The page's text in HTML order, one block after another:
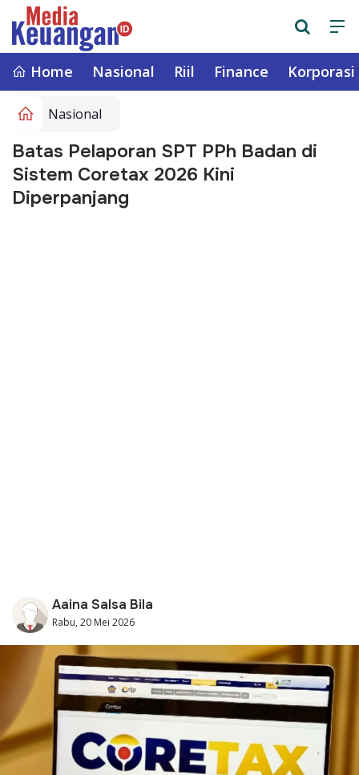
Home Nasional Riil Finance Korporasi
Nasional
Batas Pelaporan SPT PPh Badan di
Sistem Coretax 2026 Kini
Diperpanjang
Aaina Salsa Bila
Rabu, 20 Mei 2026